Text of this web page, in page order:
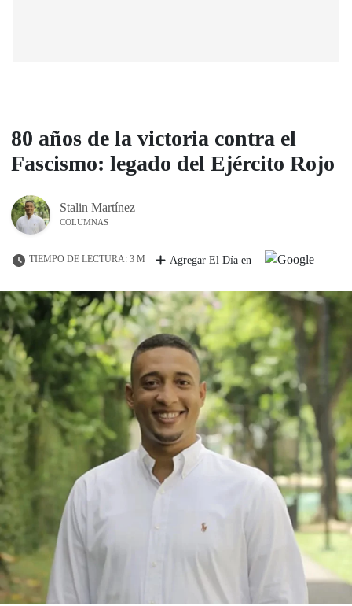
80 años de la victoria contra el
Fascismo: legado del Ejército Rojo
Stalin Martínez
COLUMNAS
TIEMPO DE LECTURA: 3 M Agregar El Día en